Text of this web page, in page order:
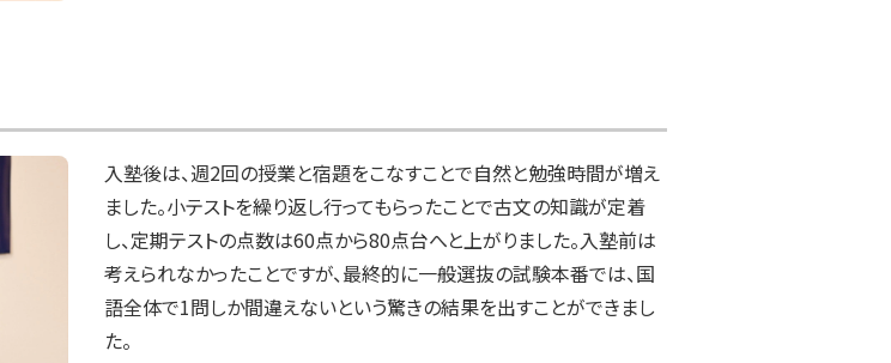
入塾後は、週2回の授業と宿題をこなすことで自然と勉強時間が増え
ました。小テストを繰り返し行ってもらったことで古文の知識が定着
し、定期テストの点数は60点から80点台へと上がりました。入塾前は
考えられなかったことですが、最終的に一般選抜の試験本番では、国
語全体で1問しか間違えないという驚きの結果を出すことができまし
た。